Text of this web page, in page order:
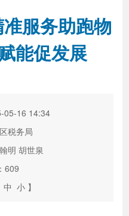
解读回应
服务助跑物
能促发展
05-16 14:34
税务局
明 胡世泉
609
中 小 】